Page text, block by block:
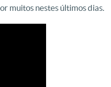
muitos nestes últimos dias.